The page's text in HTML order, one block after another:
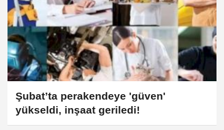
Şubat’ta perakendeye 'güven'
yükseldi, inşaat geriledi!